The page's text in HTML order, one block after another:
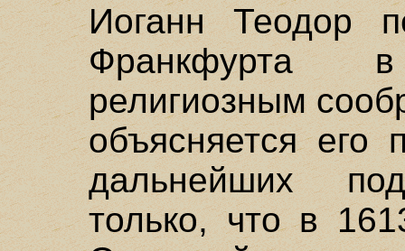
Иоганн Теодор
Франкфурта
религиозным
объясняется его
дальнейших
только, что в